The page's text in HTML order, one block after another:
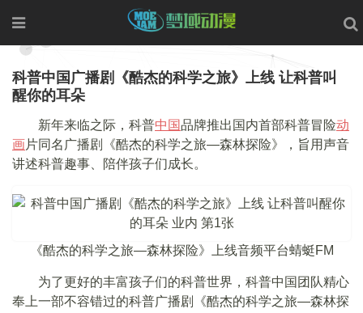
科普中国广播剧《酷杰的科学之旅》上线 让科普叫
醒你的耳朵
新年来临之际，科普中国品牌推出国内首部科普冒险动
画片同名广播剧《酷杰的科学之旅—森林探险》，旨用声音
讲述科普趣事、陪伴孩子们成长。
《酷杰的科学之旅—森林探险》上线音频平台蜻蜓FM
为了更好的丰富孩子们的科普世界，科普中国团队精心
奉上一部不容错过的科普广播剧《酷杰的科学之旅—森林探